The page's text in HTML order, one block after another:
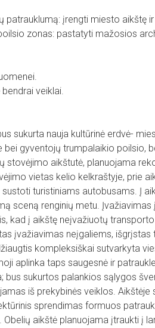
patrauklumą: įrengti miesto aikštę
zonas: pastatyti mažosios
veiklai.
sukurta nauja kultūrinė erdvė-
gyventojų trumpalaikio poilsio,
stovėjimo aikštutė, planuojama
vietas kelio kelkraštyje, prie
turistiniams autobusams. Į
sceną renginių metu. Įvažiavimas
kad į aikštę neįvažiuotų
įvažiavimas neįgaliems, išgrįstas
kompleksiškai sutvarkyta
aplinka taps saugesnė ir
bus sukurtos palankios sąlygos
iš prekybinės veiklos. Aikštėje
sprendimas formuos
aikštė planuojama įtraukti į